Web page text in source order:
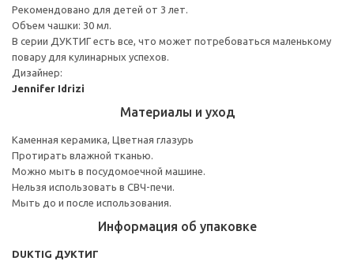
Рекомендовано для детей от 3 лет.
Объем чашки: 30 мл.
В серии ДУКТИГ есть все, что может потребоваться маленькому
повару для кулинарных успехов.
Дизайнер:
Jennifer Idrizi
Материалы и уход
Каменная керамика, Цветная глазурь
Протирать влажной тканью.
Можно мыть в посудомоечной машине.
Нельзя использовать в СВЧ-печи.
Мыть до и после использования.
Информация об упаковке
DUKTIG ДУКТИГ